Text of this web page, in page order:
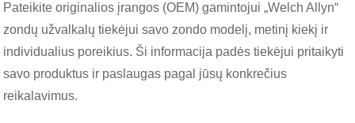
Pateikite originalios įrangos (OEM) gamintojui „Welch Allyn“
zondų užvalkalų tiekėjui savo zondo modelį, metinį kiekį ir
individualius poreikius. Ši informacija padės tiekėjui pritaikyti
savo produktus ir paslaugas pagal jūsų konkrečius
reikalavimus.